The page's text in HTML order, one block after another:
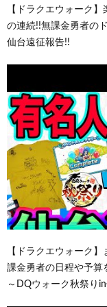
【ドラクエウォーク
の連続!!無課金勇者の
仙台遠征報告!!
【ドラクエウォーク
課金勇者の日程や予算
～DQウォーク秋祭りin